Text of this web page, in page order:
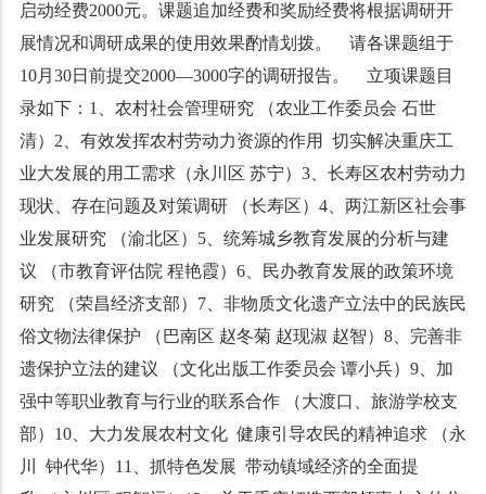
启动经费2000元。课题追加经费和奖励经费将根据调研开
展情况和调研成果的使用效果酌情划拨。 请各课题组于
10月30日前提交2000—3000字的调研报告。 立项课题目
录如下：1、农村社会管理研究 （农业工作委员会 石世
清）2、有效发挥农村劳动力资源的作用 切实解决重庆工
业大发展的用工需求（永川区 苏宁）3、长寿区农村劳动力
现状、存在问题及对策调研 （长寿区）4、两江新区社会事
业发展研究 （渝北区）5、统筹城乡教育发展的分析与建
议 （市教育评估院 程艳霞）6、民办教育发展的政策环境
研究 （荣昌经济支部）7、非物质文化遗产立法中的民族民
俗文物法律保护 （巴南区 赵冬菊 赵现淑 赵智）8、完善非
遗保护立法的建议 （文化出版工作委员会 谭小兵）9、加
强中等职业教育与行业的联系合作 （大渡口、旅游学校支
部）10、大力发展农村文化 健康引导农民的精神追求 （永
川 钟代华）11、抓特色发展 带动镇域经济的全面提